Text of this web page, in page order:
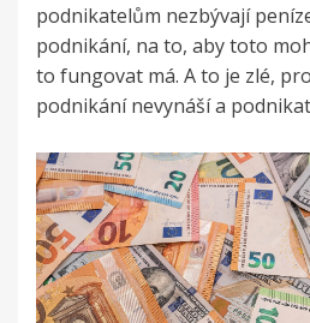
podnikatelům nezbývají
podnikání, na to, aby toto
to fungovat má. A to je zlé,
podnikání nevynáší a